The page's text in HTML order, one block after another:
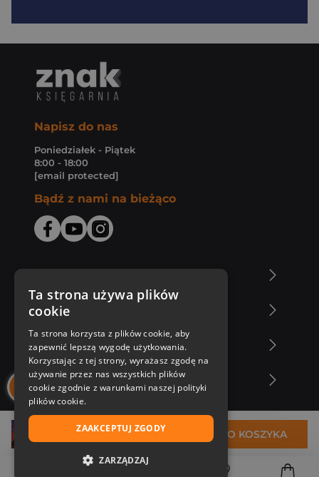
35,94 zł DO KOSZYKA
Napisz do nas
Poniedziałek - Piątek
8:00 - 18:00
[email protected]
Bądź z nami na bieżąco
Zakupy u nas
Nasza oferta
Nasi autorzy
Ta strona używa plików
cookie
Ta strona korzysta z plików cookie, aby
zapewnić lepszą wygodę użytkowania.
Korzystając z tej strony, wyrażasz zgodę na
używanie przez nas wszystkich plików
cookie zgodnie z warunkami naszej polityki
plików cookie.
ZAAKCEPTUJ ZGODY
ZARZĄDZAJ